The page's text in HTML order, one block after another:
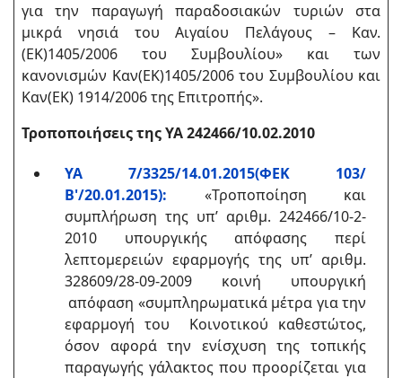
για την παραγωγή παραδοσιακών τυριών στα
μικρά νησιά του Αιγαίου Πελάγους – Καν.
(ΕΚ)1405/2006 του Συμβουλίου» και των
κανονισμών Καν(ΕΚ)1405/2006 του Συμβουλίου και
Καν(ΕΚ) 1914/2006 της Επιτροπής».
Τροποποιήσεις της ΥΑ242466/10.02.2010
ΥΑ 7/3325/14.01.2015(ΦΕΚ 103/
Β'/20.01.2015): «Τροποποίηση και
συμπλήρωση της υπ’ αριθμ. 242466/10-2-
2010 υπουργικής απόφασης περί
λεπτομερειών εφαρμογής της υπ’ αριθμ.
328609/28-09-2009 κοινή υπουργική
απόφαση «συμπληρωματικά μέτρα για την
εφαρμογή του Κοινοτικού καθεστώτος,
όσον αφορά την ενίσχυση της τοπικής
παραγωγής γάλακτος που προορίζεται για